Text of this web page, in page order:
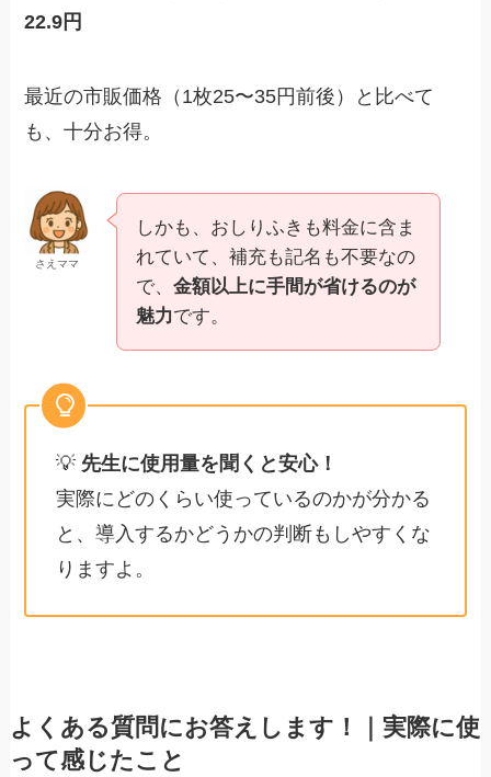
22.9円
最近の市販価格（1枚25〜35円前後）と比べて
も、十分お得。
さえママ
しかも、おしりふきも料金に含ま
れていて、補充も記名も不要なの
で、金額以上に手間が省けるのが
魅力です。
💡 先生に使用量を聞くと安心！
実際にどのくらい使っているのかが分かる
と、導入するかどうかの判断もしやすくな
りますよ。
よくある質問にお答えします！｜実際に使
って感じたこと